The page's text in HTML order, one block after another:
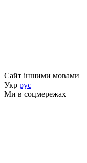
Сайт іншими мовами
Укр рус
Ми в соцмережах